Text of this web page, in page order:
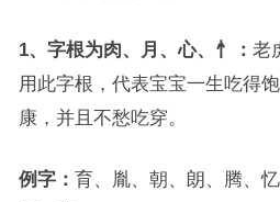
1、字根为肉、月、心、忄： 老
用此字根，代表宝宝一生吃得
康，并且不愁吃穿。
例字： 育、胤、朝、朗、腾、